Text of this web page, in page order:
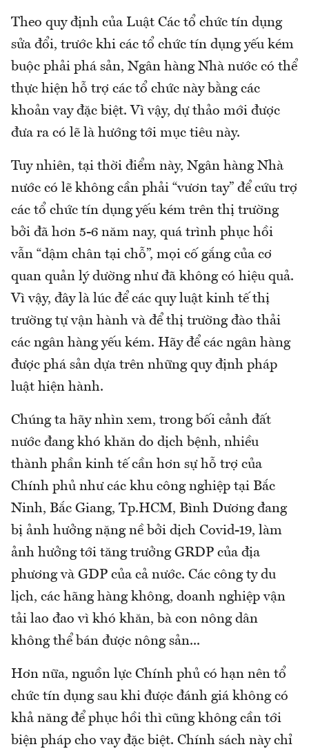
Theo quy định của Luật Các tổ chức tín dụng
sửa đổi, trước khi các tổ chức tín dụng yếu kém
buộc phải phá sản, Ngân hàng Nhà nước có thể
thực hiện hỗ trợ các tổ chức này bằng các
khoản vay đặc biệt. Vì vậy, dự thảo mới được
đưa ra có lẽ là hướng tới mục tiêu này.
Tuy nhiên, tại thời điểm này, Ngân hàng Nhà
nước có lẽ không cần phải “vươn tay” để cứu trợ
các tổ chức tín dụng yếu kém trên thị trường
bởi đã hơn 5-6 năm nay, quá trình phục hồi
vẫn “dậm chân tại chỗ”, mọi cố gắng của cơ
quan quản lý dường như đã không có hiệu quả.
Vì vậy, đây là lúc để các quy luật kinh tế thị
trường tự vận hành và để thị trường đào thải
các ngân hàng yếu kém. Hãy để các ngân hàng
được phá sản dựa trên những quy định pháp
luật hiện hành.
Chúng ta hãy nhìn xem, trong bối cảnh đất
nước đang khó khăn do dịch bệnh, nhiều
thành phần kinh tế cần hơn sự hỗ trợ của
Chính phủ như các khu công nghiệp tại Bắc
Ninh, Bắc Giang, Tp.HCM, Bình Dương đang
bị ảnh hưởng nặng nề bởi dịch Covid-19, làm
ảnh hưởng tới tăng trưởng GRDP của địa
phương và GDP của cả nước. Các công ty du
lịch, các hãng hàng không, doanh nghiệp vận
tải lao đao vì khó khăn, bà con nông dân
không thể bán được nông sản...
Hơn nữa, nguồn lực Chính phủ có hạn nên tổ
chức tín dụng sau khi được đánh giá không có
khả năng để phục hồi thì cũng không cần tới
biện pháp cho vay đặc biệt. Chính sách này chỉ